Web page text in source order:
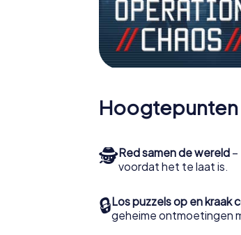
Hoogtepunten
🕵Red samen de wereld
voordat het te laat is.
🔒Los puzzels op en kraak
geheime ontmoetingen